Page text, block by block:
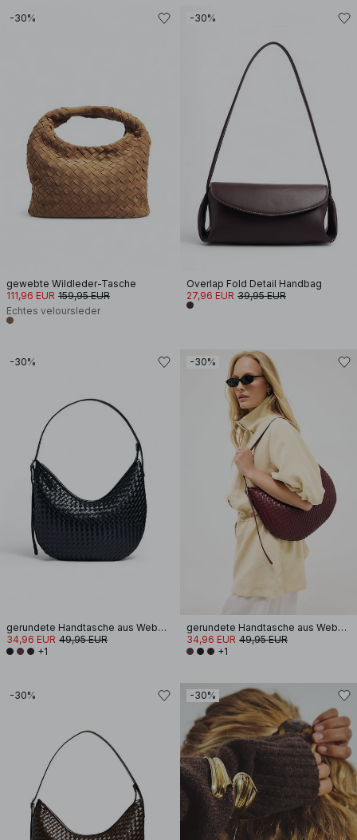
-30%
gewebte Wildleder-Tasche
111,96 EUR 159,95 EUR
Echtes veloursleder
-30%
Overlap Fold Detail Handbag
27,96 EUR 39,95 EUR
-30%
gerundete Handtasche aus Webmaterial
34,96 EUR 49,95 EUR
+1
-30%
gerundete Handtasche aus Webmaterial
34,96 EUR 49,95 EUR
+1
-30% -30%